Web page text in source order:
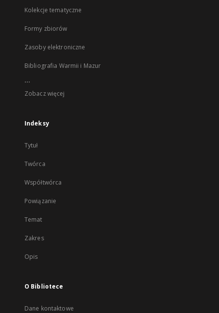
Kolekcje tematyczne
Formy zbiorów
Zasoby elektroniczne
Bibliografia Warmii i Mazur
...
Zobacz więcej
Indeksy
Tytuł
Twórca
Współtwórca
Powiązanie
Temat
Zakres
Opis
O Bibliotece
Dane kontaktowe